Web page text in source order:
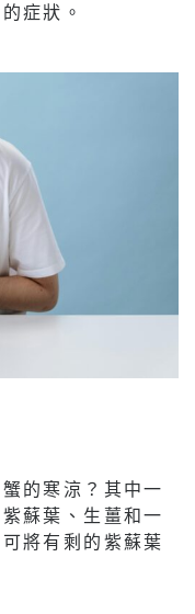
症狀。
的寒涼？其中一
蘇葉、生薑和一
將有剩的紫蘇葉